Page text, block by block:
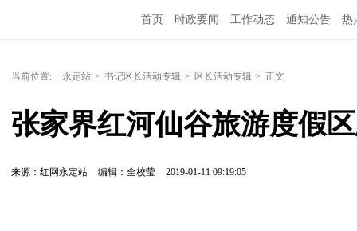
首页 时政要闻 工作动态 通知公告 热
当前位置: 永定站 > 书记区长活动专辑 > 区长活动专辑 > 正文
张家界红河仙谷旅游度假
来源：红网永定站 编辑：全校莹 2019-01-11 09:19:05